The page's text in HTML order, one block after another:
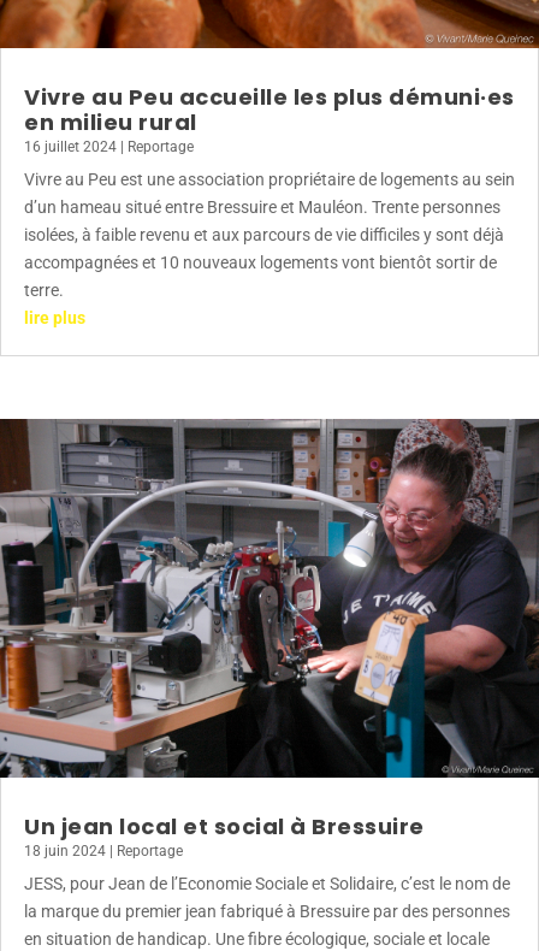
Vivre au Peu accueille les plus démuni·es
en milieu rural
16 juillet 2024 Reportage
Vivre au Peu est une association propriétaire de logements au sein
d’un hameau situé entre Bressuire et Mauléon. Trente personnes
isolées, à faible revenu et aux parcours de vie difficiles y sont déjà
accompagnées et 10 nouveaux logements vont bientôt sortir de
terre.
lire plus
Un jean local et social à Bressuire
18 juin 2024 Reportage
JESS, pour Jean de l’Economie Sociale et Solidaire, c’est le nom de
la marque du premier jean fabriqué à Bressuire par des personnes
en situation de handicap. Une fibre écologique, sociale et locale